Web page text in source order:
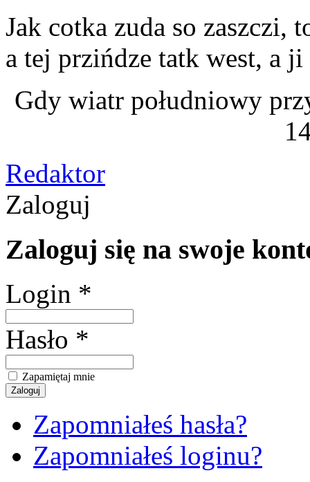
Jak cotka zuda so zaszczi,
a tej przińdze tatk west, a
Gdy wiatr południowy
Redaktor
Zaloguj
Zaloguj się na swoje
Login *
Hasło *
Zapamiętaj mnie
Zapomniałeś hasła?
Zapomniałeś loginu?